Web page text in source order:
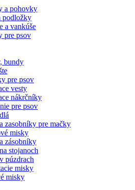
a pohovky
podložky
a vankúše
pre psov
bundy
pre psov
vesty
nákrčníky
pre psov
zasobníky pre mačky
misky
zásobníky
stojanoch
púzdrach
misky
misky